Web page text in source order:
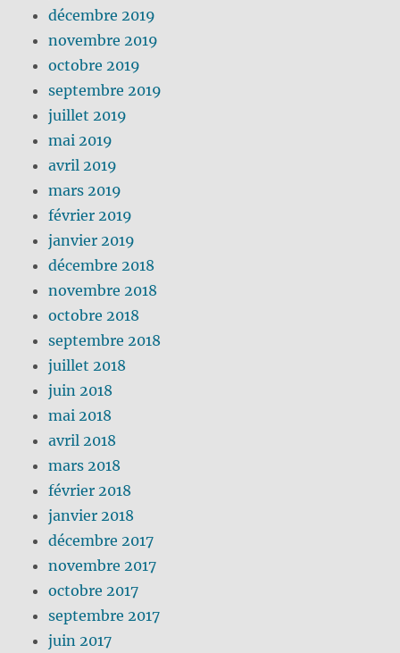
décembre 2019
novembre 2019
octobre 2019
septembre 2019
juillet 2019
mai 2019
avril 2019
mars 2019
février 2019
janvier 2019
décembre 2018
novembre 2018
octobre 2018
septembre 2018
juillet 2018
juin 2018
mai 2018
avril 2018
mars 2018
février 2018
janvier 2018
décembre 2017
novembre 2017
octobre 2017
septembre 2017
juin 2017